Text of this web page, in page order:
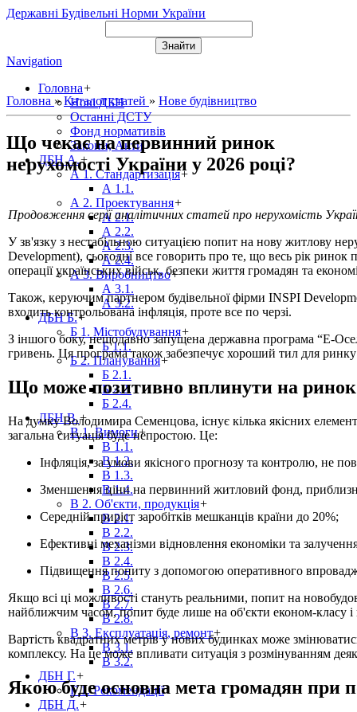
Державні Будівельні Норми України
Navigation
Головна+
Нові ДБН
Останні ДСТУ
Фонд нормативів
Закони, Акти
ДБН А.+
А 1. Стандартизація+
А 1.1.
А 2. Проектування+
А 2.1.
А 2.2.
А 2.3.
А 2.4.
А 3. Виробництво+
А 3.1.
А 3.2.
ДБН Б.+
Б 1. Містобудування+
Б 1.1.
Б 2. Планування+
Б 2.1.
Б 2.2.
Б 2.4.
ДБН В.+
В 1. Вимоги+
В 1.1.
В 1.2.
В 1.3.
В 1.4.
В 2. Об'єкти, продукція+
В 2.1.
В 2.2.
В 2.3.
В 2.4.
В 2.5.
В 2.6.
В 2.7.
В 2.8.
В 3. Експлуатація, ремонт+
В 3.1.
В 3.2.
ДБН Г.+
Г 1. Рекомендації
ДБН Д.+
Головна » Каталог статей » Нове будівництво
Що чекає на первинний ринок
нерухомості України у 2026 році?
Продовження серії аналітичних статей про нерухомість
У зв'язку з нестабільною ситуацією попит на нову житлову
Development), сьогодні все говорить про те, що весь рік
операції українських військ, безпеки життя громадян та
Також, керуючим партнером будівельної фірми INSPI
входить контрольована інфляція, проте все по черзі.
З іншого боку, нещодавно запущена державна програма “Е-
гривень. Ця програма також забезпечує хороший тил для
Що може позитивно вплинути на ринок
На думку Володимира Семенцова, існує кілька якісних
загальна ситуація буде непростою. Це:
Інфляція, за умови якісного прогнозу та контролю, не
Зменшення ціни на первинний житловий фонд,
Середній приріст заробітків мешканців країни до 20%;
Ефективні механізми відновлення економіки та
Підвищення попиту з допомогою оперативного
Якщо всі ці можливості стануть реальними, попит на
найближчим часом, попит буде лише на об'єкти економ-класу і
Вартість квадратних метрів у нових будинках може
комплексу. На це може впливати ситуація з розмінуванням
Якою буде основна мета громадян при